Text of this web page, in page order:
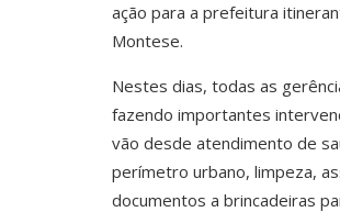
ação para a prefeitura
Montese.
Nestes dias, todas as
fazendo importantes
vão desde atendimento de
perímetro urbano, limpeza,
documentos a brincadeiras